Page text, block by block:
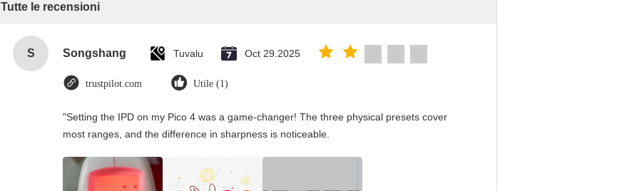
Tutte le recensioni
S Songshang Tuvalu Oct 29.2025
trustpilot.com Utile (1)
"Setting the IPD on my Pico 4 was a game-changer! The three physical presets cover
most ranges, and the difference in sharpness is noticeable.